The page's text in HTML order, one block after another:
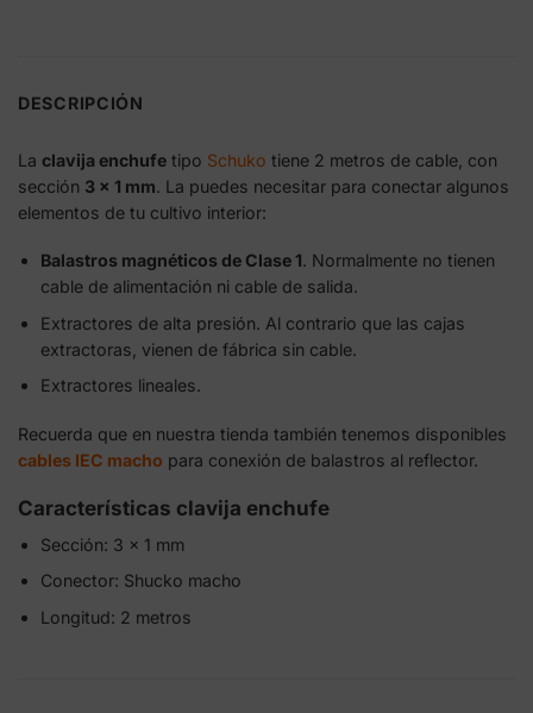
DESCRIPCIÓN
La clavija enchufe tipo Schuko tiene 2 metros de cable, con
sección 3 x 1 mm. La puedes necesitar para conectar algunos
elementos de tu cultivo interior:
Balastros magnéticos de Clase 1. Normalmente no tienen
cable de alimentación ni cable de salida.
Extractores de alta presión. Al contrario que las cajas
extractoras, vienen de fábrica sin cable.
Extractores lineales.
Recuerda que en nuestra tienda también tenemos disponibles
cables IEC macho para conexión de balastros al reflector.
Características clavija enchufe
Sección: 3 x 1 mm
Conector: Shucko macho
Longitud: 2 metros